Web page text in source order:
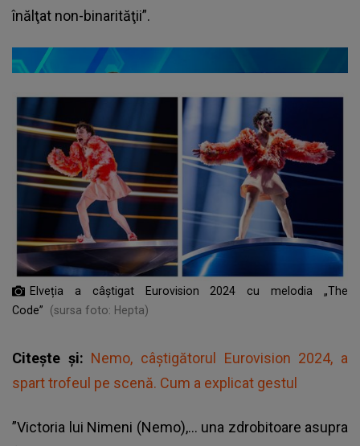
înălţat non-binarităţii”.
Elveția a câștigat Eurovision 2024 cu melodia „The
Code”
(sursa foto: Hepta)
Citește și: Nemo, câștigătorul Eurovision 2024, a
spart trofeul pe scenă. Cum a explicat gestul
”Victoria lui Nimeni (Nemo),… una zdrobitoare asupra